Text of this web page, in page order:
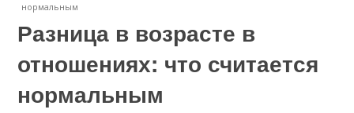
нормальным
Разница в возрасте в
отношениях: что считается
нормальным